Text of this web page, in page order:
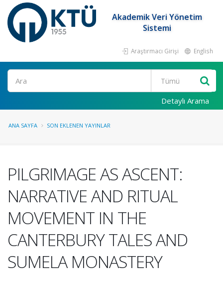
Akademik Veri Yönetim
Sistemi
Araştırmacı Girişi English
Ara
Detaylı Arama
ANA SAYFA SON EKLENEN YAYINLAR
PILGRIMAGE AS ASCENT:
NARRATIVE AND RITUAL
MOVEMENT IN THE
CANTERBURY TALES AND
SUMELA MONASTERY